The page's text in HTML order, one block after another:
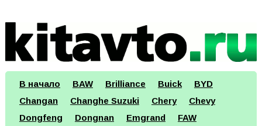
В начало BAW Brilliance Buick
BYD
Changan
Changhe Suzuki Chery
Chevy
Dongfeng
Dongnan Emgrand
FAW